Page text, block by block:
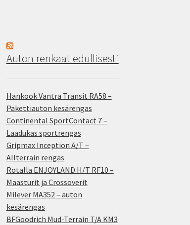
Auton renkaat edullisesti
Hankook Vantra Transit RA58 –
Pakettiauton kesärengas
Continental SportContact 7 –
Laadukas sportrengas
Gripmax Inception A/T –
Allterrain rengas
Rotalla ENJOYLAND H/T RF10 –
Maasturit ja Crossoverit
Milever MA352 – auton
kesärengas
BFGoodrich Mud-Terrain T/A KM3